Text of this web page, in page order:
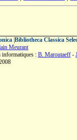
Bibliotheca Classica
Meurant
informatiques : B. Maroutaeff -